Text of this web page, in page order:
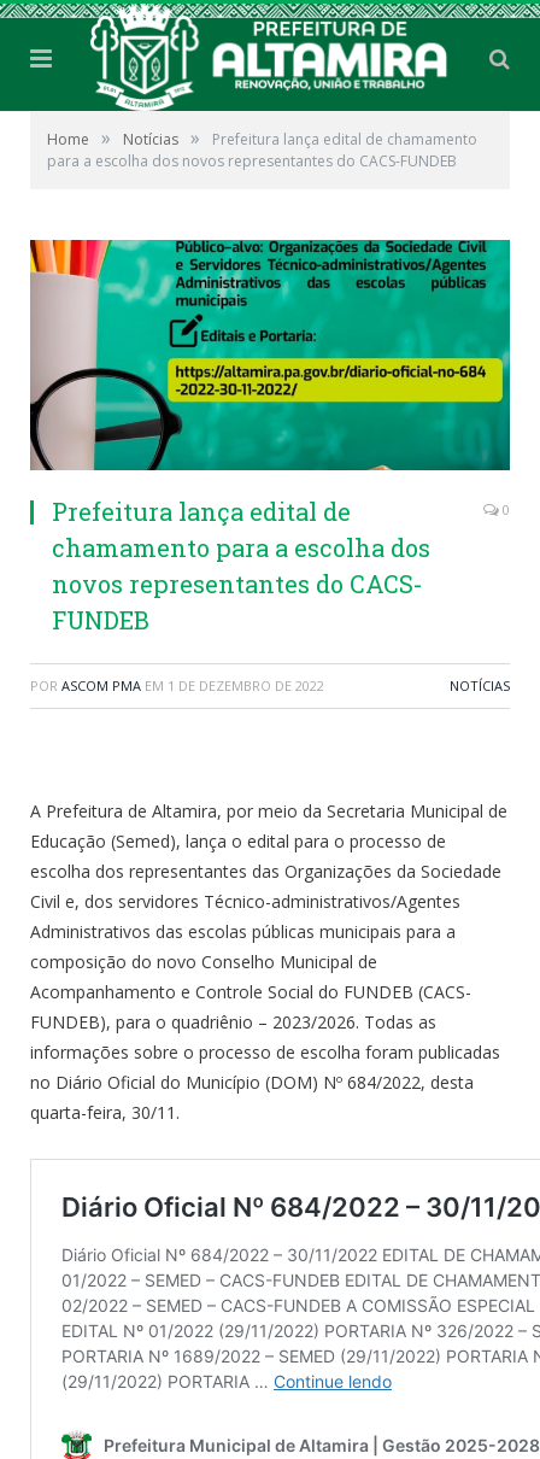
Home » Notícias »
Prefeitura lança edital de chamamento
para a escolha dos novos representantes do CACS-FUNDEB
Prefeitura lança edital de
chamamento para a escolha dos
novos representantes do CACS-
FUNDEB
0
POR ASCOM PMA EM 1 DE DEZEMBRO DE 2022 NOTÍCIAS
A Prefeitura de Altamira, por meio da Secretaria Municipal de
Educação (Semed), lança o edital para o processo de
escolha dos representantes das Organizações da Sociedade
Civil e, dos servidores Técnico-administrativos/Agentes
Administrativos das escolas públicas municipais para a
composição do novo Conselho Municipal de
Acompanhamento e Controle Social do FUNDEB (CACS-
FUNDEB), para o quadriênio – 2023/2026. Todas as
informações sobre o processo de escolha foram publicadas
no Diário Oficial do Município (DOM) Nº 684/2022, desta
quarta-feira, 30/11.